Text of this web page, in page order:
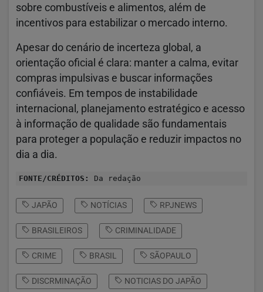
sobre combustíveis e alimentos, além de
incentivos para estabilizar o mercado interno.
Apesar do cenário de incerteza global, a
orientação oficial é clara: manter a calma, evitar
compras impulsivas e buscar informações
confiáveis. Em tempos de instabilidade
internacional, planejamento estratégico e acesso
à informação de qualidade são fundamentais
para proteger a população e reduzir impactos no
dia a dia.
FONTE/CRÉDITOS: Da redação
JAPÃO NOTÍCIAS RPJNEWS
BRASILEIROS CRIMINALIDADE
CRIME BRASIL SÃOPAULO
DISCRMINAÇÃO NOTICIAS DO JAPÃO